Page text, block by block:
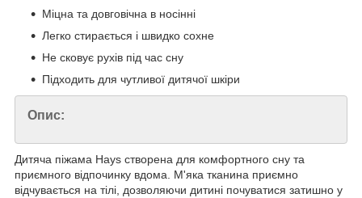
Міцна та довговічна в носінні
Легко стирається і швидко сохне
Не сковує рухів під час сну
Підходить для чутливої дитячої шкіри
Опис:
Дитяча піжама Hays створена для комфортного сну та
приємного відпочинку вдома. М'яка тканина приємно
відчувається на тілі, дозволяючи дитині почуватися затишно у